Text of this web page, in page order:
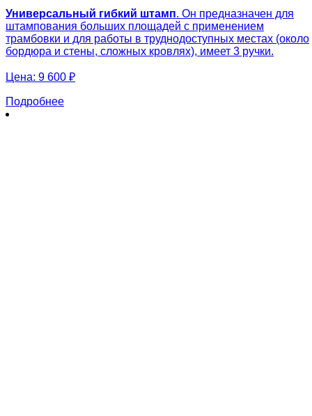
Универсальный гибкий штамп. Он предназначен для
штампования больших площадей с применением
трамбовки и для работы в труднодоступных местах (около
бордюра и стены, сложных кровлях), имеет 3 ручки.
Цена: 9 600 ₽
Подробнее